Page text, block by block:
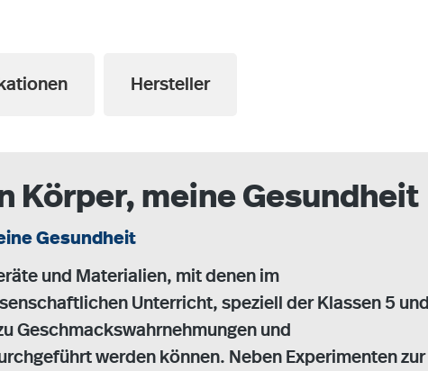
Hersteller
Körper, meine Gesundheit
Gesundheit
und Materialien, mit denen im
Unterricht, speziell der Klassen 5 und
Geschmackswahrnehmungen und
werden können. Neben Experimenten zur